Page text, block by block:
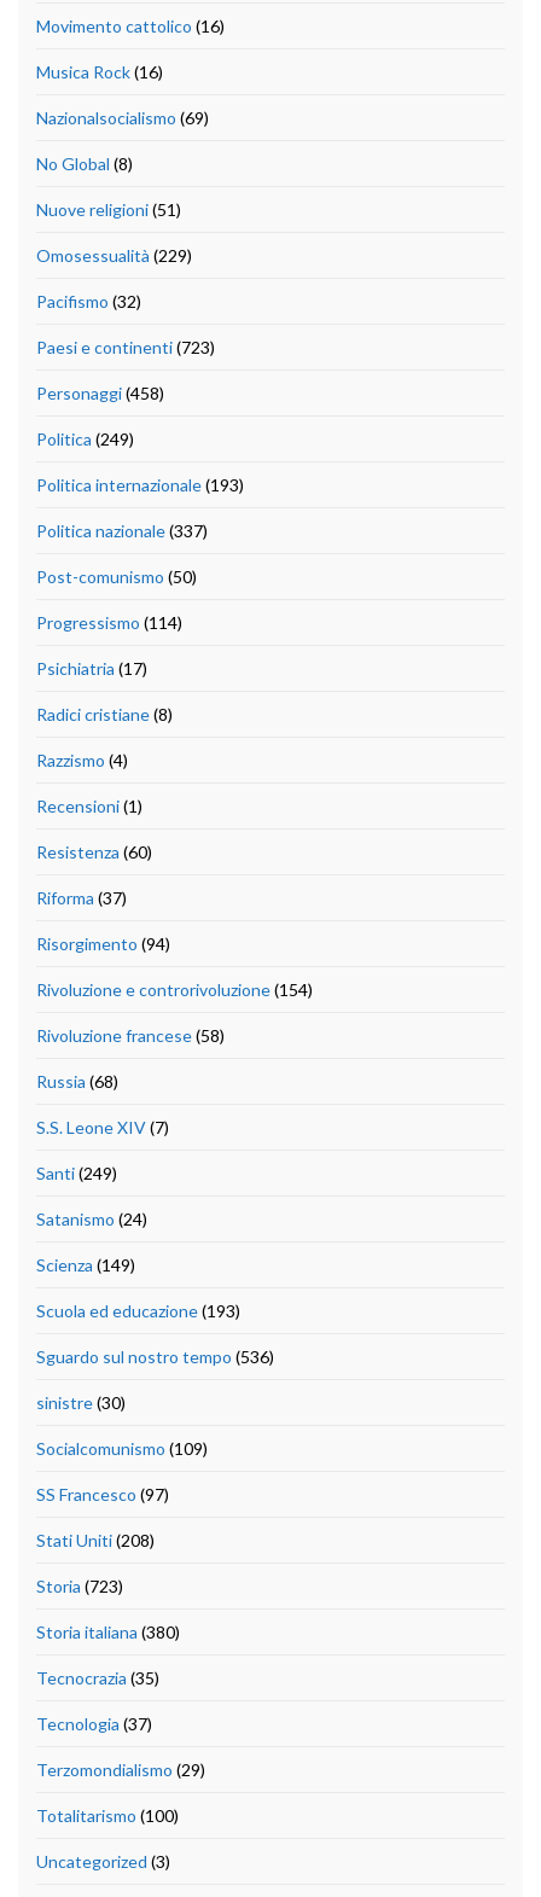
Movimento cattolico (16)
Musica Rock(16)
Nazionalsocialismo (69)
No Global (8)
Nuove religioni(51)
Omosessualità (229)
Pacifismo (32)
Paesi e continenti(723)
Personaggi(458)
Politica (249)
Politica internazionale(193)
Politica nazionale(337)
Post-comunismo (50)
Progressismo (114)
Psichiatria (17)
Radici cristiane(8)
Razzismo (4)
Recensioni(1)
Resistenza (60)
Riforma (37)
Risorgimento (94)
Rivoluzione e controrivoluzione(154)
Rivoluzione francese(58)
Russia (68)
S.S. Leone XIV(7)
Santi(249)
Satanismo (24)
Scienza (149)
Scuola ed educazione(193)
Sguardo sul nostro tempo (536)
sinistre(30)
Socialcomunismo (109)
SS Francesco (97)
Stati Uniti(208)
Storia (723)
Storia italiana (380)
Tecnocrazia (35)
Tecnologia (37)
Terzomondialismo (29)
Totalitarismo (100)
Uncategorized (3)